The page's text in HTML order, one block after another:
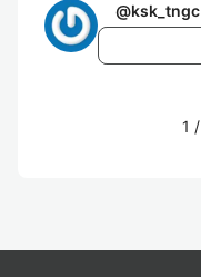
@ksk_tngc
1 /